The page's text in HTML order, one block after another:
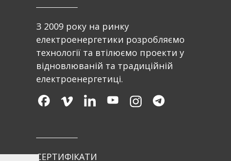
З 2009 року на ринку
електроенергетики розробляємо
технології та втілюємо проекти у
відновлюваній та традиційній
електроенергетиці.
СЕРТИФІКАТИ